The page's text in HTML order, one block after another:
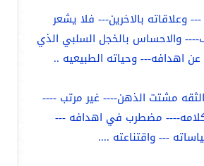
وعلاقاته بالاخرين--- فلا يشعر
والاحساس بالخجل السلبي الذي
عن اهدافه--- وحياته الطبيعيه ..
مشتت الذهن---- غير مرتب ----
مضطرب في اهدافه ---
--- واقتناعته ....